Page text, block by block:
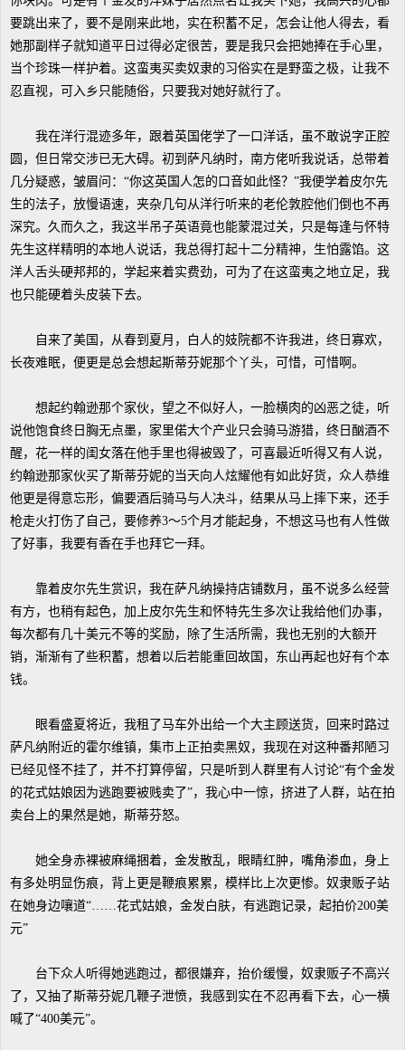
要跳出来了，要不是刚来此地，实在积蓄不足，怎会让他人得去，看
她那副样子就知道平日过得必定很苦，要是我只会把她捧在手心里，
当个珍珠一样护着。这蛮夷买卖奴隶的习俗实在是野蛮之极，让我不
忍直视，可入乡只能随俗，只要我对她好就行了。
我在洋行混迹多年，跟着英国佬学了一口洋话，虽不敢说字正腔
圆，但日常交涉已无大碍。初到萨凡纳时，南方佬听我说话，总带着
几分疑惑，皱眉问：“你这英国人怎的口音如此怪？”我便学着皮尔先
生的法子，放慢语速，夹杂几句从洋行听来的老伦敦腔他们倒也不再
深究。久而久之，我这半吊子英语竟也能蒙混过关，只是每逢与怀特
先生这样精明的本地人说话，我总得打起十二分精神，生怕露馅。这
洋人舌头硬邦邦的，学起来着实费劲，可为了在这蛮夷之地立足，我
也只能硬着头皮装下去。
自来了美国，从春到夏月，白人的妓院都不许我进，终日寡欢，
长夜难眠，便更是总会想起斯蒂芬妮那个丫头，可惜，可惜啊。
想起约翰逊那个家伙，望之不似好人，一脸横肉的凶恶之徒，听
说他饱食终日胸无点墨，家里偌大个产业只会骑马游猎，终日酗酒不
醒，花一样的闺女落在他手里也得被毁了，可喜最近听得又有人说，
约翰逊那家伙买了斯蒂芬妮的当天向人炫耀他有如此好货，众人恭维
他更是得意忘形，偏要酒后骑马与人决斗，结果从马上摔下来，还手
枪走火打伤了自己，要修养3～5个月才能起身，不想这马也有人性做
了好事，我要有香在手也拜它一拜。
靠着皮尔先生赏识，我在萨凡纳操持店铺数月，虽不说多么经营
有方，也稍有起色，加上皮尔先生和怀特先生多次让我给他们办事，
每次都有几十美元不等的奖励，除了生活所需，我也无别的大额开
销，渐渐有了些积蓄，想着以后若能重回故国，东山再起也好有个本
钱。
眼看盛夏将近，我租了马车外出给一个大主顾送货，回来时路过
萨凡纳附近的霍尔维镇，集市上正拍卖黑奴，我现在对这种番邦陋习
已经见怪不挂了，并不打算停留，只是听到人群里有人讨论“有个金发
的花式姑娘因为逃跑要被贱卖了”，我心中一惊，挤进了人群，站在拍
卖台上的果然是她，斯蒂芬怒。
她全身赤裸被麻绳捆着，金发散乱，眼睛红肿，嘴角渗血，身上
有多处明显伤痕，背上更是鞭痕累累，模样比上次更惨。奴隶贩子站
在她身边嚷道“……花式姑娘，金发白肤，有逃跑记录，起拍价200美
元”
台下众人听得她逃跑过，都很嫌弃，抬价缓慢，奴隶贩子不高兴
了，又抽了斯蒂芬妮几鞭子泄愤，我感到实在不忍再看下去，心一横
喊了“400美元”。